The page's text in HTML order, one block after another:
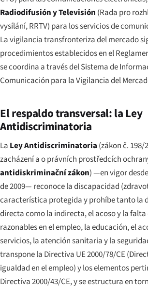
Radiodifusión y Televisión (Rada pro
vysílání, RRTV) para los servicios de
La vigilancia transfronteriza del mercado
procedimientos establecidos en el
se coordina a través del Sistema de
Comunicación para la Vigilancia del
El respaldo transversal: la Ley
Antidiscriminatoria
La Ley Antidiscriminatoria (zákon č. 198/
zacházení a o právních prostředcích
antidiskriminační zákon) —en vigor
de 2009— reconoce la discapacidad (
característica protegida y prohíbe tanto la
directa como la indirecta, el acoso y la falta
razonables en el empleo, la educación, el
servicios, la atención sanitaria y la
transpone la Directiva UE 2000/78/CE
igualdad en el empleo) y los elementos
Directiva 2000/43/CE, y se estructura en